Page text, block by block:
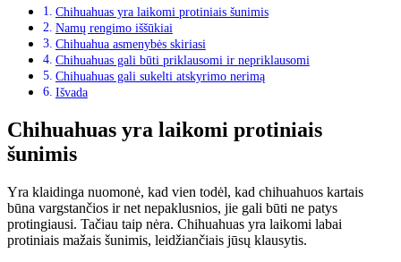
Chihuahuas yra laikomi protiniais šunimis
Namų rengimo iššūkiai
Chihuahua asmenybės skiriasi
Chihuahuas gali būti priklausomi ir nepriklausomi
Chihuahuas gali sukelti atskyrimo nerimą
Išvada
Chihuahuas yra laikomi protiniais
šunimis
Yra klaidinga nuomonė, kad vien todėl, kad chihuahuos kartais
būna vargstančios ir net nepaklusnios, jie gali būti ne patys
protingiausi. Tačiau taip nėra. Chihuahuas yra laikomi labai
protiniais mažais šunimis, leidžiančiais jūsų klausytis.